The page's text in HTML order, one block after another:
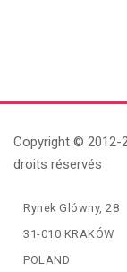
Copyright © 2012-
droits réservés
Rynek Glówny, 28
31-010 KRAKÓW
POLAND